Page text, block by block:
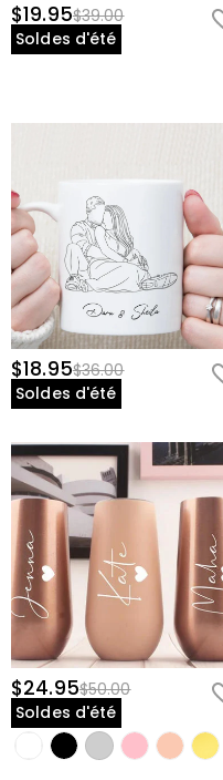
$19.95$39.00
Soldes d'été
$18.95$36.00
Soldes d'été
$24.95$50.00
Soldes d'été